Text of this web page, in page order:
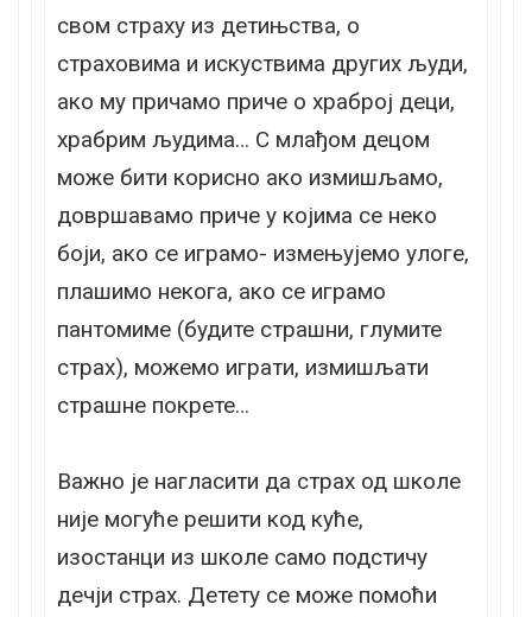
свом страху из детињства, о
страховима и искуствима других људи,
ако му причамо приче о храброј деци,
храбрим људима… С млађом децом
може бити корисно ако измишљамо,
довршавамо приче у којима се неко
боји, ако се играмо- измењујемо улоге,
плашимо некога, ако се играмо
пантомиме (будите страшни, глумите
страх), можемо играти, измишљати
страшне покрете…
Важно је нагласити да страх од школе
није могуће решити код куће,
изостанци из школе само подстичу
дечји страх. Детету се може помоћи